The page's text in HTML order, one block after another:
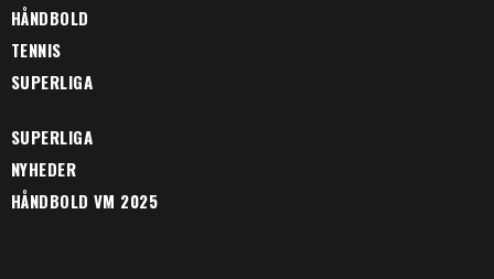
HÅNDBOLD
TENNIS
SUPERLIGA
SUPERLIGA
NYHEDER
HÅNDBOLD VM 2025